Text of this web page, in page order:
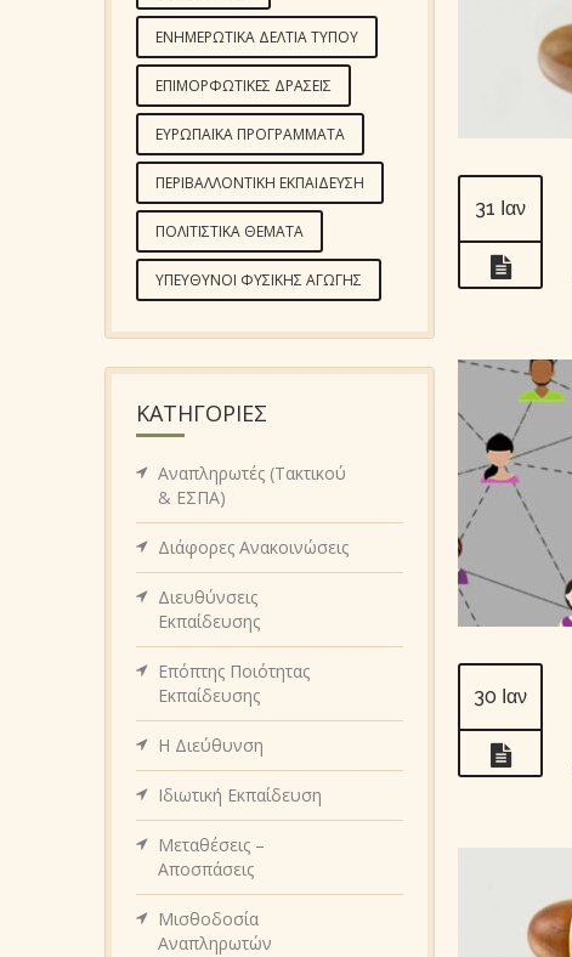
31 Ιαν
30 Ιαν
ΕΝΗΜΕΡΩΤΙΚΆ ΔΕΛΤΊΑ ΤΎΠΟΥ
ΕΠΙΜΟΡΦΩΤΙΚΈΣ ΔΡΆΣΕΙΣ
ΕΥΡΩΠΑΪΚΆ ΠΡΟΓΡΆΜΜΑΤΑ
ΠΕΡΙΒΑΛΛΟΝΤΙΚΉ ΕΚΠΑΊΔΕΥΣΗ
ΠΟΛΙΤΙΣΤΙΚΆ ΘΈΜΑΤΑ
ΥΠΕΎΘΥΝΟΙ ΦΥΣΙΚΉΣ ΑΓΩΓΉΣ
KΑΤΗΓΟΡΊΕΣ
Αναπληρωτές (Τακτικού
& ΕΣΠΑ)
Διάφορες Ανακοινώσεις
Διευθύνσεις
Εκπαίδευσης
Επόπτης Ποιότητας
Εκπαίδευσης
Η Διεύθυνση
Ιδιωτική Εκπαίδευση
Μεταθέσεις –
Αποσπάσεις
Μισθοδοσία
Αναπληρωτών